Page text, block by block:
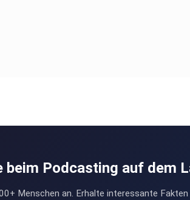
beim Podcasting auf dem
Menschen an. Erhalte interessante